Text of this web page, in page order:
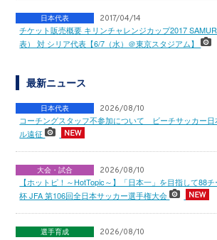
日本代表 2017/04/14
チケット販売概要 キリンチャレンジカップ2017
表） 対 シリア代表【6/7（水）＠東京スタジアム】
最新ニュース
日本代表 2026/08/10
コーチングスタッフ不参加について ビーチサッカー日
ル遠征
大会・試合 2026/08/10
【ホットピ！～HotTopic～】「日本一」を目指して88
杯 JFA 第106回全日本サッカー選手権大会
選手育成 2026/08/10